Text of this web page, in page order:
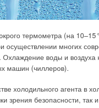
термометра (на 10–15
осуществлении многих
воды и
машин (чиллеров).
холодильного агента в
зрения безопасности, так
При массовой
Вопрос обостряется,
постановление
Министров от 9 марта
фасадов зданий, в
архитектуры и
портило облик здания. На